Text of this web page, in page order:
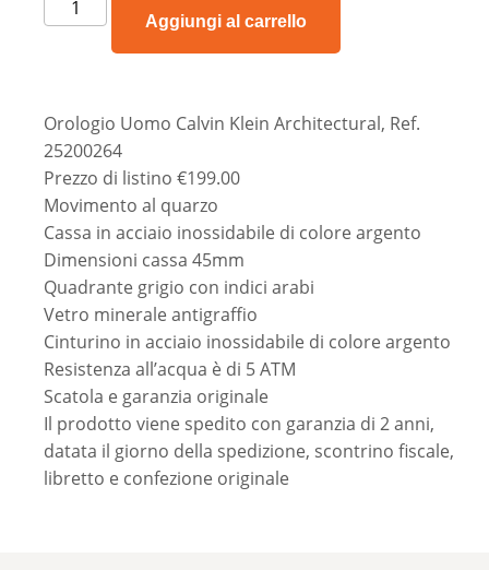
Aggiungi al carrello
Orologio Uomo Calvin Klein Architectural, Ref.
25200264
Prezzo di listino €199.00
Movimento al quarzo
Cassa in acciaio inossidabile di colore argento
Dimensioni cassa 45mm
Quadrante grigio con indici arabi
Vetro minerale antigraffio
Cinturino in acciaio inossidabile di colore argento
Resistenza all’acqua è di 5 ATM
Scatola e garanzia originale
Il prodotto viene spedito con garanzia di 2 anni,
datata il giorno della spedizione, scontrino fiscale,
libretto e confezione originale